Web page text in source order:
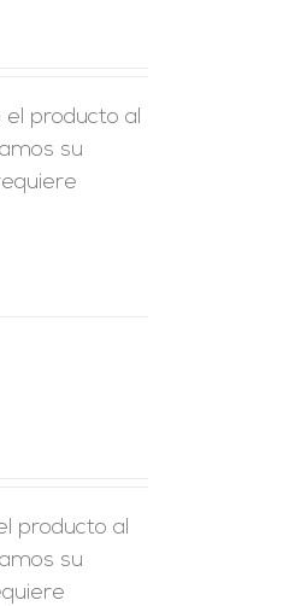
producto al
su
producto al
su